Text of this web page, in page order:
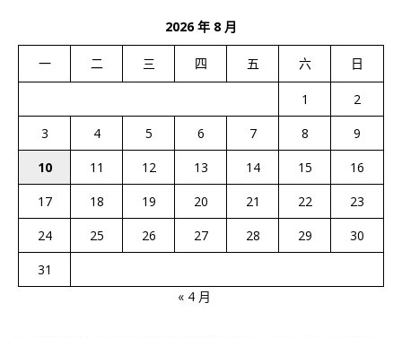
2026 年 8 月
一 二 三 四 五 六 日
1
2
3
4 5 6 7 8
9
10
11 12 13 14 15
16
17
18 19 20 21 22
23
24
25 26 27 28 29
30
31
« 4 月